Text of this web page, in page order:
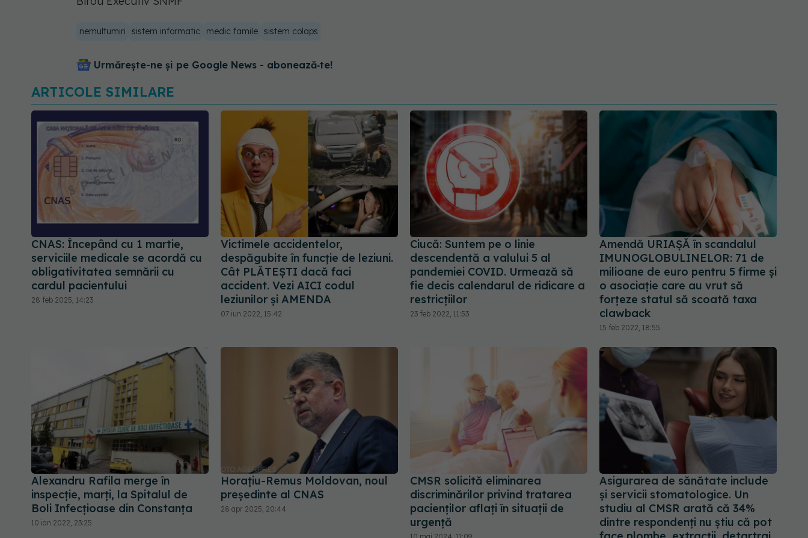
nemultumiri sistem informatic medic famile sistem colaps
Urmărește-ne și pe Google News - abonează‑te!
ARTICOLE SIMILARE
CNAS: Începând cu 1 martie,
serviciile medicale se acordă cu
obligativitatea semnării cu
cardul pacientului
28 feb 2025, 14:23
Victimele accidentelor,
despăgubite în funcție de leziuni.
Cât PLĂTEȘTI dacă faci
accident. Vezi AICI codul
leziunilor și AMENDA
07 iun 2022, 15:42
Ciucă: Suntem pe o linie
descendentă a valului 5 al
pandemiei COVID. Urmează să
fie decis calendarul de ridicare a
restricțiilor
23 feb 2022, 11:53
Amendă URIAȘĂ în scandalul
IMUNOGLOBULINELOR: 71 de
milioane de euro pentru 5 firme și
o asociație care au vrut să
forțeze statul să scoată taxa
clawback
15 feb 2022, 18:55
Alexandru Rafila merge în
inspecție, marți, la Spitalul de
Boli Infecțioase din Constanța
10 ian 2022, 23:25
Horaţiu-Remus Moldovan, noul
președinte al CNAS
28 apr 2025, 20:44
CMSR solicită eliminarea
discriminărilor privind tratarea
pacienților aflați în situații de
urgență
Asigurarea de sănătate include
și servicii stomatologice. Un
studiu al CMSR arată că 34%
dintre respondenți nu știu că pot